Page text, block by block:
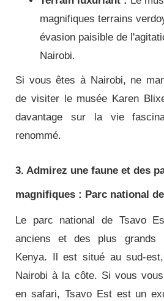
magnifiques terrains
évasion paisible de
Nairobi.
Si vous êtes à Nairobi, ne
de visiter le musée Karen
davantage sur la vie
renommé.
3. Admirez une faune et des
magnifiques : Parc national
Le parc national de Tsavo
anciens et des plus grands
Kenya. Il est situé au sud-
Nairobi à la côte. Si vous
en safari, Tsavo Est est un